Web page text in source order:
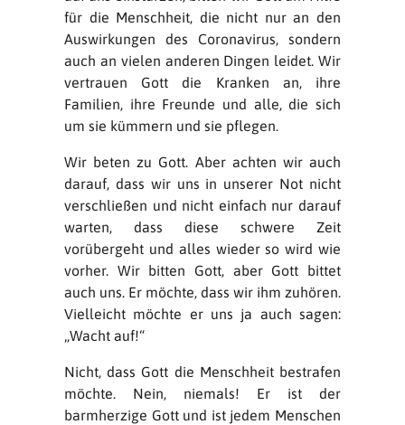
für die Menschheit, die nicht nur an den
Auswirkungen des Coronavirus, sondern
auch an vielen anderen Dingen leidet. Wir
vertrauen Gott die Kranken an, ihre
Familien, ihre Freunde und alle, die sich
um sie kümmern und sie pflegen.
Wir beten zu Gott. Aber achten wir auch
darauf, dass wir uns in unserer Not nicht
verschließen und nicht einfach nur darauf
warten, dass diese schwere Zeit
vorübergeht und alles wieder so wird wie
vorher. Wir bitten Gott, aber Gott bittet
auch uns. Er möchte, dass wir ihm zuhören.
Vielleicht möchte er uns ja auch sagen:
„Wacht auf!“
Nicht, dass Gott die Menschheit bestrafen
möchte. Nein, niemals! Er ist der
barmherzige Gott und ist jedem Menschen